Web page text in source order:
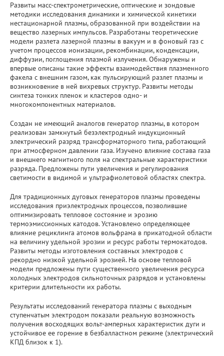
Развиты масс-спектрометрические, оптические и зондовые
методики исследования динамики и химической кинетики
нестационарной плазмы, образованной при воздействии на
вещество лазерных импульсов. Разработаны теоретические
модели разлета лазерной плазмы в вакуум и в фоновый газ с
учетом процессов ионизации, рекомбинации, конденсации,
диффузии, поглощения плазмой излучения. Обнаружены и
впервые описаны такие эффекты взаимодействия плазменного
факела с внешним газом, как пульсирующий разлет плазмы и
возникновение в ней вихревых структур. Развиты методы
синтеза тонких пленок и кластеров одно- и
многокомпонентных материалов.
Создан не имеющий аналогов генератор плазмы, в котором
реализован замкнутый безэлектродный индукционный
электрический разряд трансформаторного типа, работающий
при атмосферном давлении газа. Изучено влияние состава газа
и внешнего магнитного поля на спектральные характеристики
разряда. Предложены пути увеличения и регулирования
светимости в видимой и ультрафиолетовой областях спектра.
Для традиционных дуговых генераторов плазмы проведены
исследования приэлектродных процессов, позволившие
оптимизировать тепловое состояние и эрозию
термоэмиссионных катодов. Установлено определяющее
влияние рециклинга атомов вольфрама в прикатодной области
на величину удельной эрозии и ресурс работы термокатодов.
Развиты методы изготовления составных электродов с
рекордно низкой удельной эрозией. На основе тепловой
модели предложены пути существенного увеличения ресурса
холодных электродов сильноточных разрядов и установлены
критерии длительности их работы.
Результаты исследований генератора плазмы с выходным
ступенчатым электродом показали реальную возможность
получения восходящих вольт-амперных характеристик дуги и
устойчивое ее горение в безбалластном режиме (электрический
КПД близок к 1).